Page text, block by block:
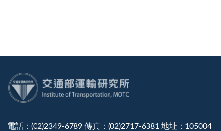
電話：(02)2349-6789 傳真：(02)2717-6381 地址：105004